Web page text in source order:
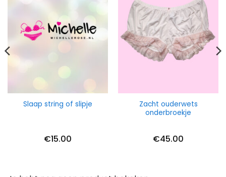
Slaap string of slipje
€15.00
Zacht ouderwets
onderbroekje
€45.00